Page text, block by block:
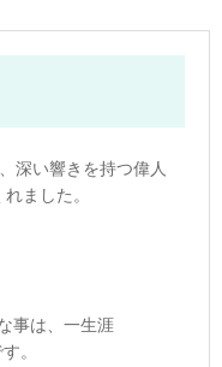
深い響きを持つ偉人
ました。
事は、一生涯
。